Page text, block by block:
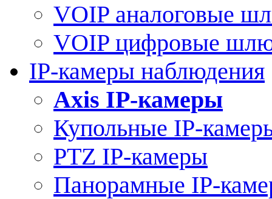
VOIP аналоговые
VOIP цифровые
IP-камеры наблюдения
Axis IP-камеры
Купольные IP-
PTZ IP-камеры
Панорамные IP-